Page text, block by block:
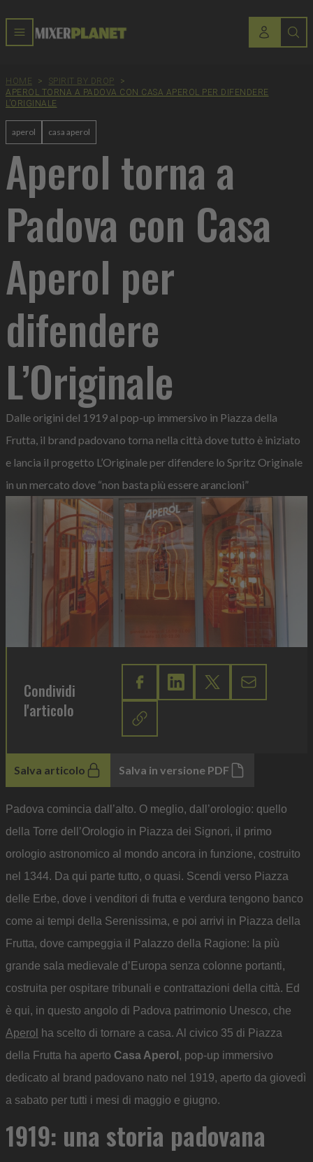
HOME > SPIRIT BY DROP
>
APEROL TORNA A PADOVA CON CASA APEROL PER DIFENDERE
L’ORIGINALE
aperol casa aperol
Aperol torna a
Padova con Casa
Aperol per
difendere
L’Originale
Dalle origini del 1919 al pop-up immersivo in Piazza della
Frutta, il brand padovano torna nella città dove tutto è iniziato
e lancia il progetto L’Originale per difendere lo Spritz Originale
in un mercato dove “non basta più essere arancioni”
Condividi
l'articolo
Salva articolo Salva in versione PDF
Padova comincia dall’alto. O meglio, dall’orologio: quello
della Torre dell’Orologio in Piazza dei Signori, il primo
orologio astronomico al mondo ancora in funzione, costruito
nel 1344. Da qui parte tutto, o quasi. Scendi verso Piazza
delle Erbe, dove i venditori di frutta e verdura tengono banco
come ai tempi della Serenissima, e poi arrivi in Piazza della
Frutta, dove campeggia il Palazzo della Ragione: la più
grande sala medievale d’Europa senza colonne portanti,
costruita per ospitare tribunali e contrattazioni della città. Ed
è qui, in questo angolo di Padova patrimonio Unesco, che
Aperol
ha scelto di tornare a casa. Al civico 35 di Piazza
della Frutta ha aperto Casa Aperol , pop-up immersivo
dedicato al brand padovano nato nel 1919, aperto da giovedì
a sabato per tutti i mesi di maggio e giugno.
1919: una storia padovana